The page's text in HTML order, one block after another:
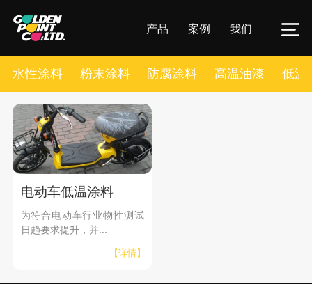
产品 案例 我们
水性涂料 粉末涂料 防腐涂料 高温油漆 低温
电动车低温涂料
为符合电动车行业物性测试
日趋要求提升，并...
【详情】